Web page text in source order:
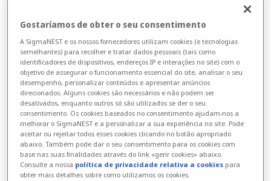
peças, mas de como um pedido envolve toda
a fábrica. Isso significa revolucionar a
interface de cotação, fornecer recursos
sólidos de gerenciamento de estoques e
pedidos com sistemas MRP/ERP e
compreender totalmente as operações da
fábrica, desde o agendamento, a
programação e a entrega. Possuir esses
dados é o primeiro passo, e a SigmaNEST
está abrindo caminho para o feedback das
Gostaríamos de obter o seu consentimento
A SigmaNEST e os nossos fornecedores utilizam cookies (e tecnologias
semelhantes) para recolher e tratar dados pessoais (tais como
identificadores de dispositivos, endereços IP e interações no site) com o
objetivo de assegurar o funcionamento essencial do site, analisar o seu
desempenho, personalizar conteúdos e apresentar anúncios
direcionados. Alguns cookies são necessários e não podem ser
desativados, enquanto outros só são utilizados se der o seu
consentimento. Os cookies baseados no consentimento ajudam-nos a
melhorar o SigmaNEST e a personalizar a sua experiência no site. Pode
aceitar ou rejeitar todos esses cookies clicando no botão apropriado
abaixo. Também pode dar o seu consentimento para os cookies com
base nas suas finalidades através do link «gerir cookies» abaixo.
Consulte a nossa política de privacidade relativa a cookies para
obter mais detalhes sobre como utilizamos os cookies.